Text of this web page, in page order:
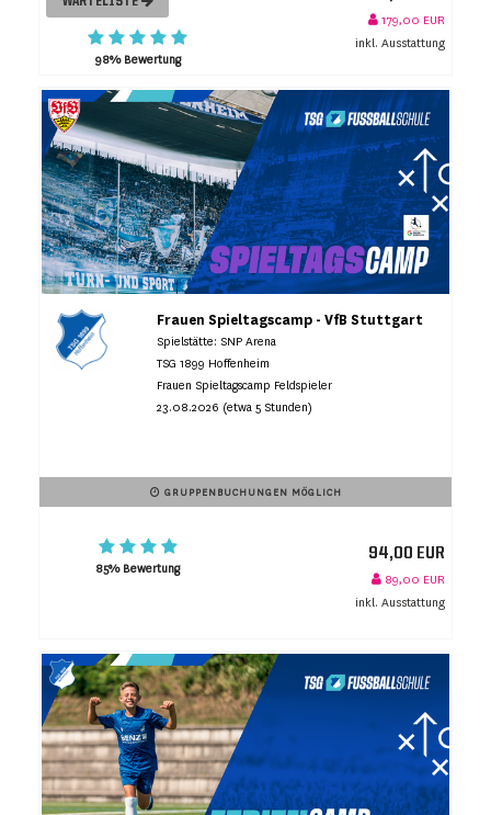
98% Bewertung
179,00 EUR
inkl. Ausstattung
Frauen Spieltagscamp - VfB Stuttgart
Spielstätte: SNP Arena
TSG 1899 Hoffenheim
Frauen Spieltagscamp Feldspieler
23.08.2026 (etwa 5 Stunden)
GRUPPENBUCHUNGEN MÖGLICH
85% Bewertung
94,00 EUR
89,00 EUR
inkl. Ausstattung